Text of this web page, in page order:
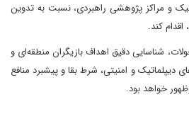
و مراکز پژوهشی راهبردی، نسبت به تدوین
کند.
شناسایی دقیق اهداف بازیگران منطقه‌ای و
دیپلماتیک و امنیتی، شرط بقا و پیشبرد منافع
خواهد بود.